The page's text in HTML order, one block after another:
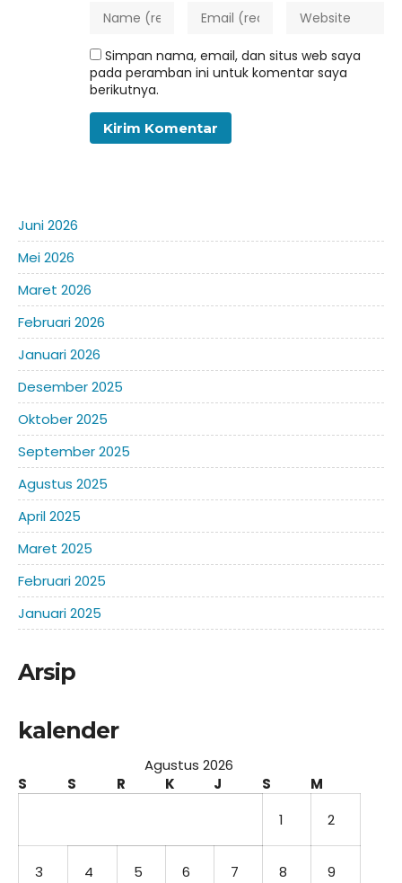
Simpan nama, email, dan situs web saya
pada peramban ini untuk komentar saya
berikutnya.
Juni 2026
Mei 2026
Maret 2026
Februari 2026
Januari 2026
Desember 2025
Oktober 2025
September 2025
Agustus 2025
April 2025
Maret 2025
Februari 2025
Januari 2025
Arsip
kalender
Agustus 2026
S
S R K J S
M
1
2
3 4 5 6 7 8 9